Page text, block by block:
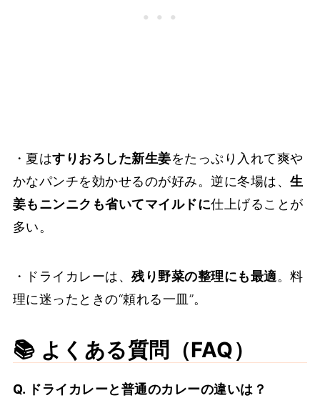
・夏はすりおろした新生姜をたっぷり入れて爽や
かなパンチを効かせるのが好み。逆に冬場は、生
姜もニンニクも省いてマイルドに仕上げることが
多い。
・ドライカレーは、残り野菜の整理にも最適。料
理に迷ったときの“頼れる一皿”。
📚 よくある質問（FAQ）
Q. ドライカレーと普通のカレーの違いは？